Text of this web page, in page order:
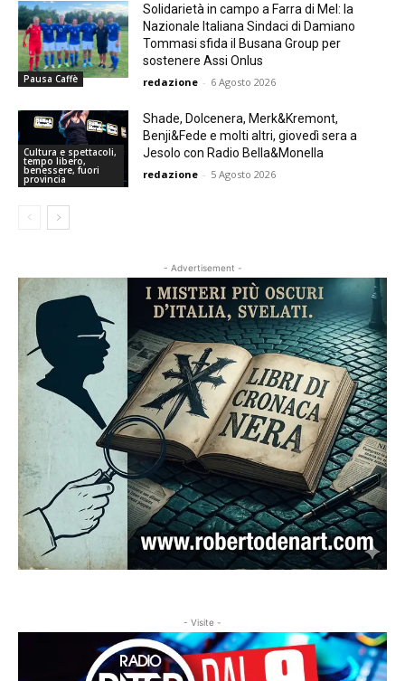
Pausa Caffè
Solidarietà in campo a Farra di Mel: la
Nazionale Italiana Sindaci di Damiano
Tommasi sfida il Busana Group per
sostenere Assi Onlus
redazione - 6 Agosto 2026
Cultura e spettacoli,
tempo libero,
benessere, fuori
provincia
Shade, Dolcenera, Merk&Kremont,
Benji&Fede e molti altri, giovedì sera a
Jesolo con Radio Bella&Monella
redazione - 5 Agosto 2026
- Advertisement -
- Visite -